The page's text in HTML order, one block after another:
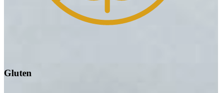
Gluten